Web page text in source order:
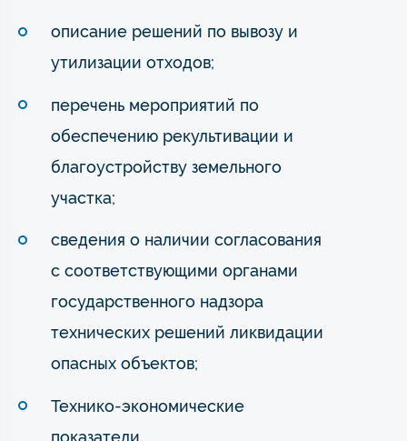
описание решений по вывозу и
утилизации отходов;
перечень мероприятий по
обеспечению рекультивации и
благоустройству земельного
участка;
сведения о наличии согласования
с соответствующими органами
государственного надзора
технических решений ликвидации
опасных объектов;
Технико-экономические
показатели.